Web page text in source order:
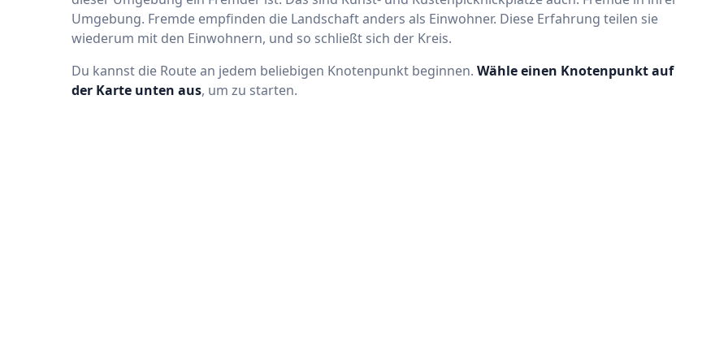
Umgebung. Fremde empfinden die Landschaft anders als Einwohner. Diese Erfahrung teilen sie
wiederum mit den Einwohnern, und so schließt sich der Kreis.
Du kannst die Route an jedem beliebigen Knotenpunkt beginnen. Wähle einen Knotenpunkt auf
der Karte unten aus, um zu starten.